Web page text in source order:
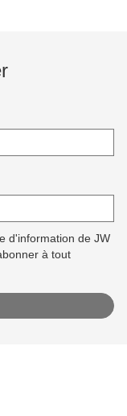
d'information de JW
à tout